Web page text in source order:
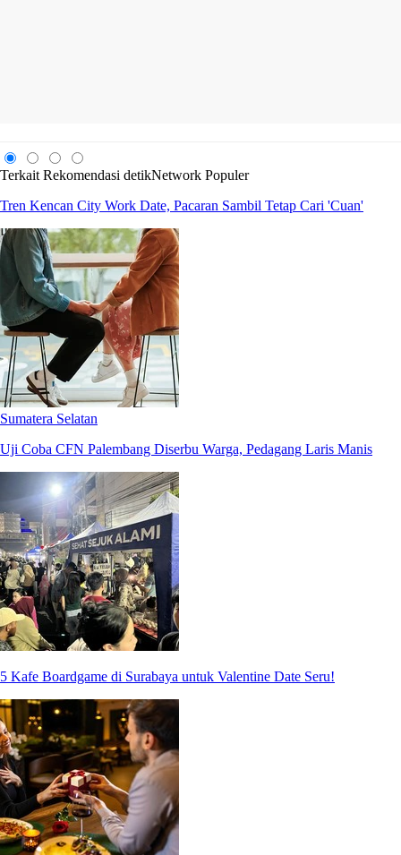
Terkait Rekomendasi detikNetwork Populer
Tren Kencan City Work Date, Pacaran Sambil Tetap Cari 'Cuan'
Sumatera Selatan
Uji Coba CFN Palembang Diserbu Warga, Pedagang Laris Manis
5 Kafe Boardgame di Surabaya untuk Valentine Date Seru!